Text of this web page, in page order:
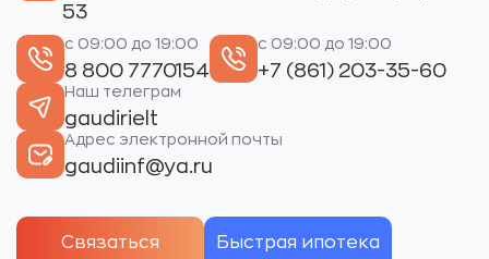
53
с 09:00 до 19:00
8 800 7770154
с 09:00 до 19:00
+7 (861) 203-35-60
Наш телеграм
gaudirielt
Адрес электронной почты
gaudiinf@ya.ru
Связаться Быстрая ипотека